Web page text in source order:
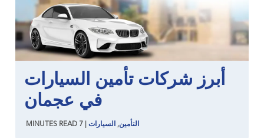
أبرز شركات تأمين السيارات
في عجمان
التأمين, السيارات 7
MINUTES READ